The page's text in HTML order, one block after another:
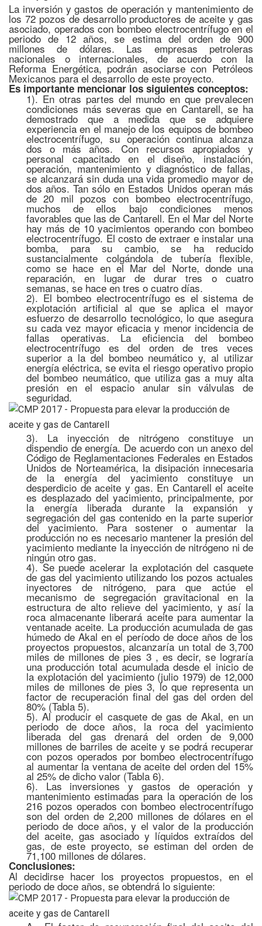
La inversión y gastos de operación y mantenimiento de
los 72 pozos de desarrollo productores de aceite y gas
asociado, operados con bombeo electrocentrífugo en el
periodo de 12 años, se estima del orden de 900
millones de dólares. Las empresas petroleras
nacionales o internacionales, de acuerdo con la
Reforma Energética, podrán asociarse con Petróleos
Mexicanos para el desarrollo de este proyecto.
Es importante mencionar los siguientes conceptos:
1). En otras partes del mundo en que prevalecen
condiciones más severas que en Cantarell, se ha
demostrado que a medida que se adquiere
experiencia en el manejo de los equipos de bombeo
electrocentrífugo, su operación continua alcanza
dos o más años. Con recursos apropiados y
personal capacitado en el diseño, instalación,
operación, mantenimiento y diagnóstico de fallas,
se alcanzará sin duda una vida promedio mayor de
dos años. Tan sólo en Estados Unidos operan más
de 20 mil pozos con bombeo electrocentrífugo,
muchos de ellos bajo condiciones menos
favorables que las de Cantarell. En el Mar del Norte
hay más de 10 yacimientos operando con bombeo
electrocentrífugo. El costo de extraer e instalar una
bomba, para su cambio, se ha reducido
sustancialmente colgándola de tubería flexible,
como se hace en el Mar del Norte, donde una
reparación, en lugar de durar tres o cuatro
semanas, se hace en tres o cuatro días.
2). El bombeo electrocentrífugo es el sistema de
explotación artificial al que se aplica el mayor
esfuerzo de desarrollo tecnológico, lo que asegura
su cada vez mayor eficacia y menor incidencia de
fallas operativas. La eficiencia del bombeo
electrocentrífugo es del orden de tres veces
superior a la del bombeo neumático y, al utilizar
energía eléctrica, se evita el riesgo operativo propio
del bombeo neumático, que utiliza gas a muy alta
presión en el espacio anular sin válvulas de
seguridad.
3). La inyección de nitrógeno constituye un
dispendio de energía. De acuerdo con un anexo del
Código de Reglamentaciones Federales en Estados
Unidos de Norteamérica, la disipación innecesaria
de la energía del yacimiento constituye un
desperdicio de aceite y gas. En Cantarell el aceite
es desplazado del yacimiento, principalmente, por
la energía liberada durante la expansión y
segregación del gas contenido en la parte superior
del yacimiento. Para sostener o aumentar la
producción no es necesario mantener la presión del
yacimiento mediante la inyección de nitrógeno ni de
ningún otro gas.
4). Se puede acelerar la explotación del casquete
de gas del yacimiento utilizando los pozos actuales
inyectores de nitrógeno, para que actúe el
mecanismo de segregación gravitacional en la
estructura de alto relieve del yacimiento, y así la
roca almacenante liberará aceite para aumentar la
ventanade aceite. La producción acumulada de gas
húmedo de Akal en el período de doce años de los
proyectos propuestos, alcanzaría un total de 3,700
miles de millones de pies 3 , es decir, se lograría
una producción total acumulada desde el inicio de
la explotación del yacimiento (julio 1979) de 12,000
miles de millones de pies 3, lo que representa un
factor de recuperación final del gas del orden del
80% (Tabla 5).
5). Al producir el casquete de gas de Akal, en un
periodo de doce años, la roca del yacimiento
liberada del gas drenará del orden de 9,000
millones de barriles de aceite y se podrá recuperar
con pozos operados por bombeo electrocentrífugo
al aumentar la ventana de aceite del orden del 15%
al 25% de dicho valor (Tabla 6).
6). Las inversiones y gastos de operación y
mantenimiento estimadas para la operación de los
216 pozos operados con bombeo electrocentrífugo
son del orden de 2,200 millones de dólares en el
periodo de doce años, y el valor de la producción
del aceite, gas asociado y líquidos extraídos del
gas, de este proyecto, se estiman del orden de
71,100 millones de dólares.
Conclusiones:
Al decidirse hacer los proyectos propuestos, en el
periodo de doce años, se obtendrá lo siguiente: